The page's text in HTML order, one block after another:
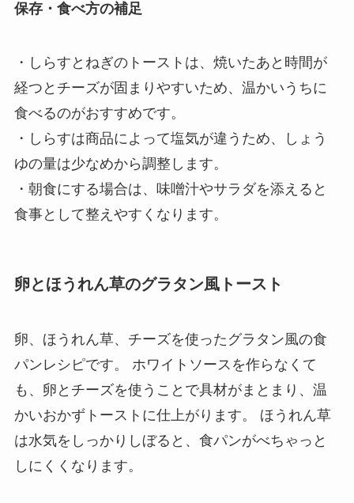
保存・食べ方の補足
・しらすとねぎのトーストは、焼いたあと時間が
経つとチーズが固まりやすいため、温かいうちに
食べるのがおすすめです。
・しらすは商品によって塩気が違うため、しょう
ゆの量は少なめから調整します。
・朝食にする場合は、味噌汁やサラダを添えると
食事として整えやすくなります。
卵とほうれん草のグラタン風トースト
卵、ほうれん草、チーズを使ったグラタン風の食
パンレシピです。 ホワイトソースを作らなくて
も、卵とチーズを使うことで具材がまとまり、温
かいおかずトーストに仕上がります。 ほうれん草
は水気をしっかりしぼると、食パンがべちゃっと
しにくくなります。